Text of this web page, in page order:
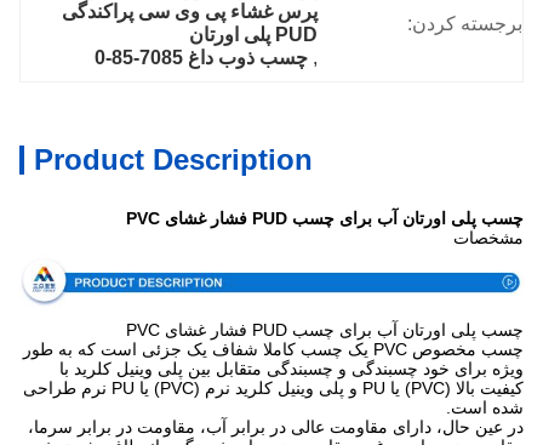
برجسته کردن:
پرس غشاء پی وی سی پراکندگی
PUD پلی اورتان
, چسب ذوب داغ 7085-85-0
Product Description
چسب پلی اورتان آب برای چسب PUD فشار غشای PVC
مشخصات
چسب پلی اورتان آب برای چسب PUD فشار غشای PVC
چسب مخصوص PVC یک چسب کاملا شفاف یک جزئی است که به طور
ویژه برای خود چسبندگی و چسبندگی متقابل بین پلی وینیل کلرید با
کیفیت بالا (PVC) یا PU و پلی وینیل کلرید نرم (PVC) یا PU نرم طراحی
شده است.
در عین حال، دارای مقاومت عالی در برابر آب، مقاومت در برابر سرما،